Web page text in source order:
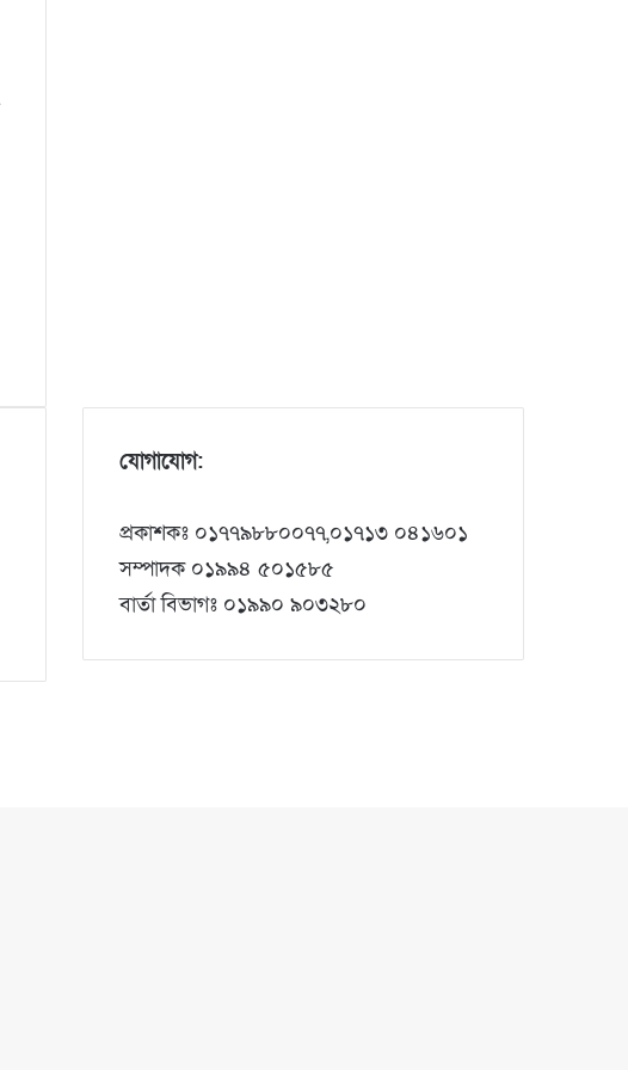
যোগাযোগ:
প্রকাশকঃ ০১৭৭৯৮৮০০৭৭,০১৭১৩ ০৪১৬০১
সম্পাদক ০১৯৯৪ ৫০১৫৮৫
বার্তা বিভাগঃ ০১৯৯০ ৯০৩২৮০